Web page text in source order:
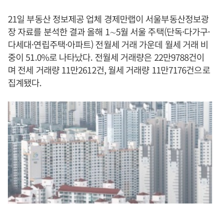
21일 부동산 정보제공 업체 경제만랩이 서울부동산정보광
장 자료를 분석한 결과 올해 1∼5월 서울 주택(단독·다가구·
다세대·연립주택·아파트) 전월세 거래 가운데 월세 거래 비
중이 51.0%로 나타났다. 전월세 거래량은 22만9788건이
며 전세 거래량 11만2612건, 월세 거래량 11만7176건으로
집계됐다.